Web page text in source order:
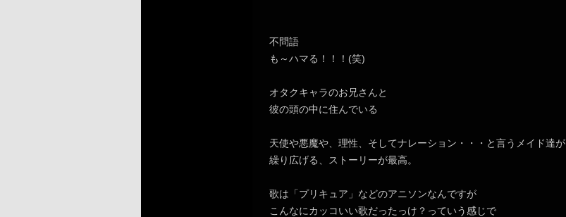
不問語
も～ハマる！！！(笑)
オタクキャラのお兄さんと
彼の頭の中に住んでいる
天使や悪魔や、理性、そしてナレーション・・・と言うメイド達が
繰り広げる、ストーリーが最高。
歌は「プリキュア」などのアニソンなんですが
こんなにカッコいい歌だったっけ？っていう感じで